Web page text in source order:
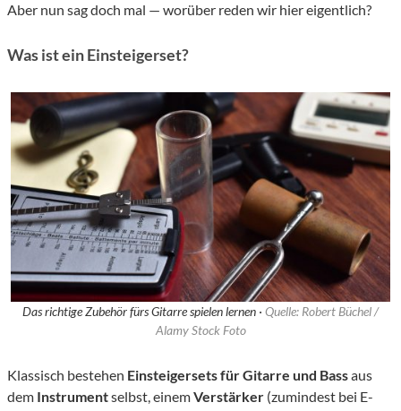
Aber nun sag doch mal — worüber reden wir hier eigentlich?
Was ist ein Einsteigerset?
Das richtige Zubehör fürs Gitarre spielen lernen · Quelle: Robert Büchel /
Alamy Stock Foto
Klassisch bestehen Einsteigersets für Gitarre und Bassaus
dem Instrumentselbst, einemVerstärker (zumindest bei E-